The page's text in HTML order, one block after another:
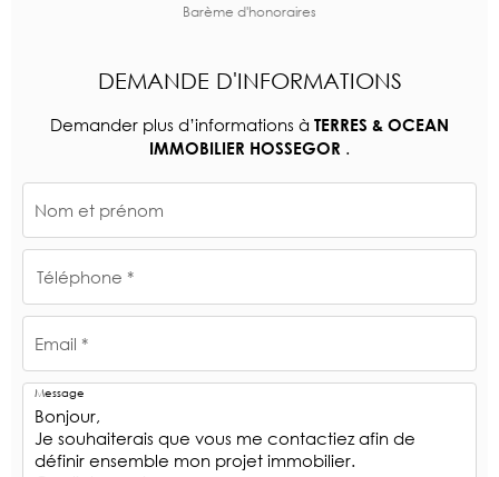
Barème d'honoraires
DEMANDE D'INFORMATIONS
Demander plus d’informations à TERRES & OCEAN
IMMOBILIER HOSSEGOR .
Nom et prénom
Téléphone *
Email *
Message